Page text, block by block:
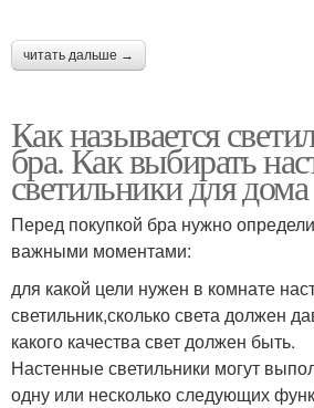
читать дальше →
Как называется
бра. Как выбирать
светильники для дома
Перед покупкой бра нужно
важными моментами:
для какой цели нужен в комнате
светильник,сколько света должен
какого качества свет должен быть.
Настенные светильники могут
одну или несколько следующих